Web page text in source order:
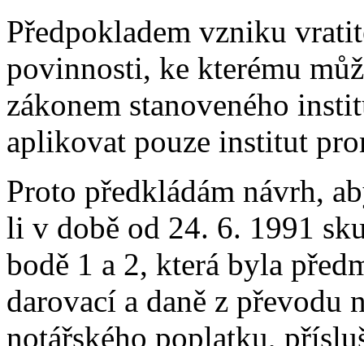
Předpokladem vzniku
povinnosti, ke kterému
zákonem stanoveného
aplikovat pouze institut
Proto předkládám návrh,
li v době od 24. 6. 1991
bodě 1 a 2, která byla
darovací a daně z převodu
notářského poplatku,